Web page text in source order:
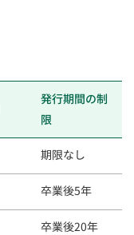
発行期間の制
限
期限なし
卒業後5年
卒業後20年